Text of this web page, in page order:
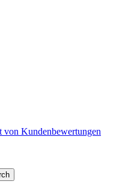
von Kundenbewertungen